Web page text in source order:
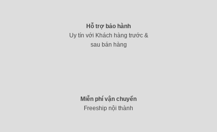
Hỗ trợ bảo hành
Uy tín với Khách hàng trước &
sau bán hàng
Miễn phí vận chuyển
Freeship nội thành